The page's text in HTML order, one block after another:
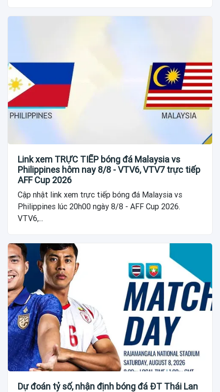
Link xem TRỰC TIẾP bóng đá Malaysia vs
Philippines hôm nay 8/8 - VTV6, VTV7 trực tiếp
AFF Cup 2026
Cập nhật link xem trực tiếp bóng đá Malaysia vs
Philippines lúc 20h00 ngày 8/8 - AFF Cup 2026.
VTV6,...
Dự đoán tỷ số, nhận định bóng đá ĐT Thái Lan